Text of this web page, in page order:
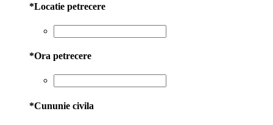
*Locatie petrecere
*Ora petrecere
*Cununie civila